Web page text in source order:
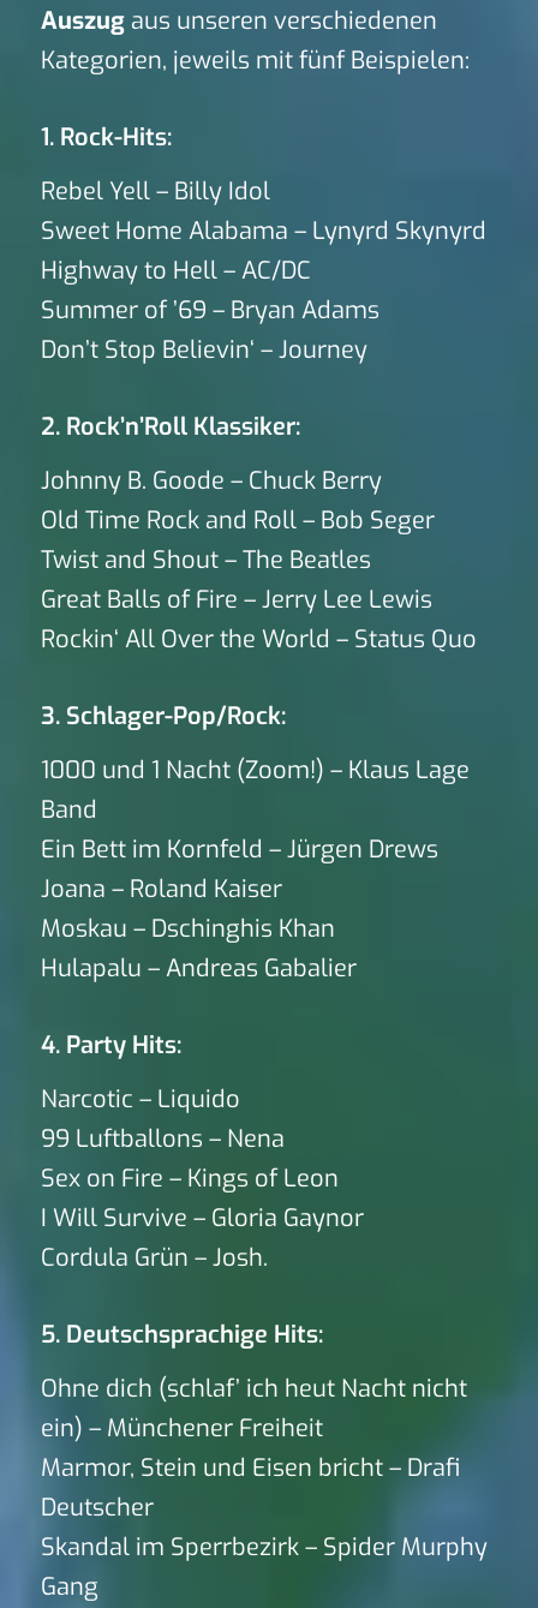
Auszugaus unseren verschiedenen
Kategorien, jeweils mit fünf Beispielen:
1. Rock-Hits:
Rebel Yell – Billy Idol
Sweet Home Alabama – Lynyrd Skynyrd
Highway to Hell – AC/DC
Summer of ’69 – Bryan Adams
Don’t Stop Believin‘ – Journey
2. Rock’n’Roll Klassiker:
Johnny B. Goode – Chuck Berry
Old Time Rock and Roll – Bob Seger
Twist and Shout – The Beatles
Great Balls of Fire – Jerry Lee Lewis
Rockin‘ All Over the World – Status Quo
3. Schlager-Pop/Rock:
1000 und 1 Nacht (Zoom!) – Klaus Lage
Band
Ein Bett im Kornfeld – Jürgen Drews
Joana – Roland Kaiser
Moskau – Dschinghis Khan
Hulapalu – Andreas Gabalier
4. Party Hits:
Narcotic – Liquido
99 Luftballons – Nena
Sex on Fire – Kings of Leon
I Will Survive – Gloria Gaynor
Cordula Grün – Josh.
5. Deutschsprachige Hits:
Ohne dich (schlaf’ ich heut Nacht nicht
ein) – Münchener Freiheit
Marmor, Stein und Eisen bricht – Drafi
Deutscher
Skandal im Sperrbezirk – Spider Murphy
Gang